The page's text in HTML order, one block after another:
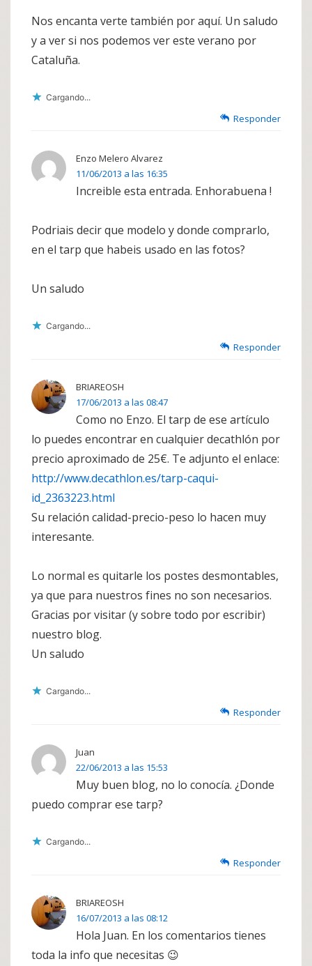
Nos encanta verte también por aquí. Un saludo
y a ver si nos podemos ver este verano por
Cataluña.
Cargando...
Responder
Enzo Melero Alvarez
11/06/2013 a las 16:35
Increible esta entrada. Enhorabuena !
Podriais decir que modelo y donde comprarlo,
en el tarp que habeis usado en las fotos?
Un saludo
Cargando...
Responder
BRIAREOSH
17/06/2013 a las 08:47
Como no Enzo. El tarp de ese artículo
lo puedes encontrar en cualquier decathlón por
precio aproximado de 25€. Te adjunto el enlace:
http://www.decathlon.es/tarp-caqui-
id_2363223.html
Su relación calidad-precio-peso lo hacen muy
interesante.
Lo normal es quitarle los postes desmontables,
ya que para nuestros fines no son necesarios.
Gracias por visitar (y sobre todo por escribir)
nuestro blog.
Un saludo
Cargando...
Responder
Juan
22/06/2013 a las 15:53
Muy buen blog, no lo conocía. ¿Donde
puedo comprar ese tarp?
Cargando...
Responder
BRIAREOSH
16/07/2013 a las 08:12
Hola Juan. En los comentarios tienes
toda la info que necesitas 😉